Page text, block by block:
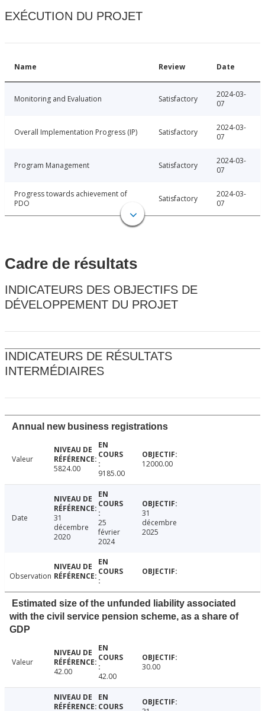
EXÉCUTION DU PROJET
Name Review Date
Monitoring and Evaluation Satisfactory
2024-03-
07
Overall Implementation Progress (IP) Satisfactory
2024-03-
07
Program Management Satisfactory
2024-03-
07
Progress towards achievement of
PDO
Satisfactory
2024-03-
07
Cadre de résultats
INDICATEURS DES OBJECTIFS DE
DÉVELOPPEMENT DU PROJET
INDICATEURS DE RÉSULTATS
INTERMÉDIAIRES
Annual new business registrations
Valeur
5824.00
9185.00
12000.00
Date
31
décembre
2020
25
février
2024
31
décembre
2025
Observation
Estimated size of the unfunded liability associated
with the civil service pension scheme, as a share of
GDP
Valeur
42.00
42.00
30.00